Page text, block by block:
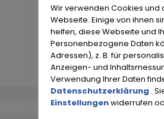
Wir verwenden Cookies
Webseite. Einige von ihnen
helfen, diese Webseite und
Personenbezogene Daten
Adressen), z. B. für
Anzeigen- und
Verwendung Ihrer Daten
Datenschutzerklärung .
Einstellungenwiderrufen